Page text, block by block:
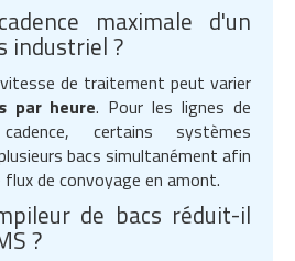
maximale d'un
industriel ?
de traitement peut varier
par heure. Pour les lignes de
certains systèmes
bacs simultanément afin
de convoyage en amont.
de bacs réduit-il
?